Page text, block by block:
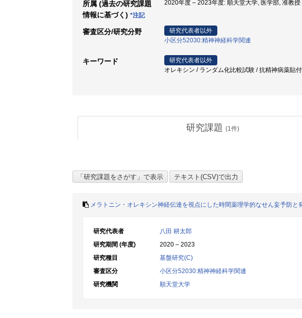
所属 (過去の研究課題
情報に基づく) *注記
2020年度 – 2023年度: 順天堂大学, 医学部, 准教授
審査区分/研究分野
研究代表者以外
小区分52030:精神神経科学関連
キーワード
研究代表者以外
オレキシン / ランダム化比較試験 / 抗精神病薬貼
研究課題 (1件)
メラトニン・オレキシン神経伝達を視点にした時間薬理学的なせん妄予防と
研究代表者
八田 耕太郎
研究期間 (年度)
2020 – 2023
研究種目
基盤研究(C)
審査区分
小区分52030:精神神経科学関連
研究機関
順天堂大学